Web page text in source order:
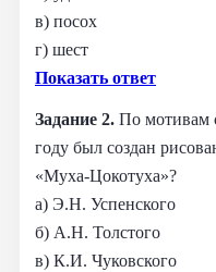
в) посох
г) шест
Показать ответ
Задание 2. По мотивам
году был создан
«Муха-Цокотуха»?
а) Э.Н. Успенского
б) А.Н. Толстого
в) К.И. Чуковского